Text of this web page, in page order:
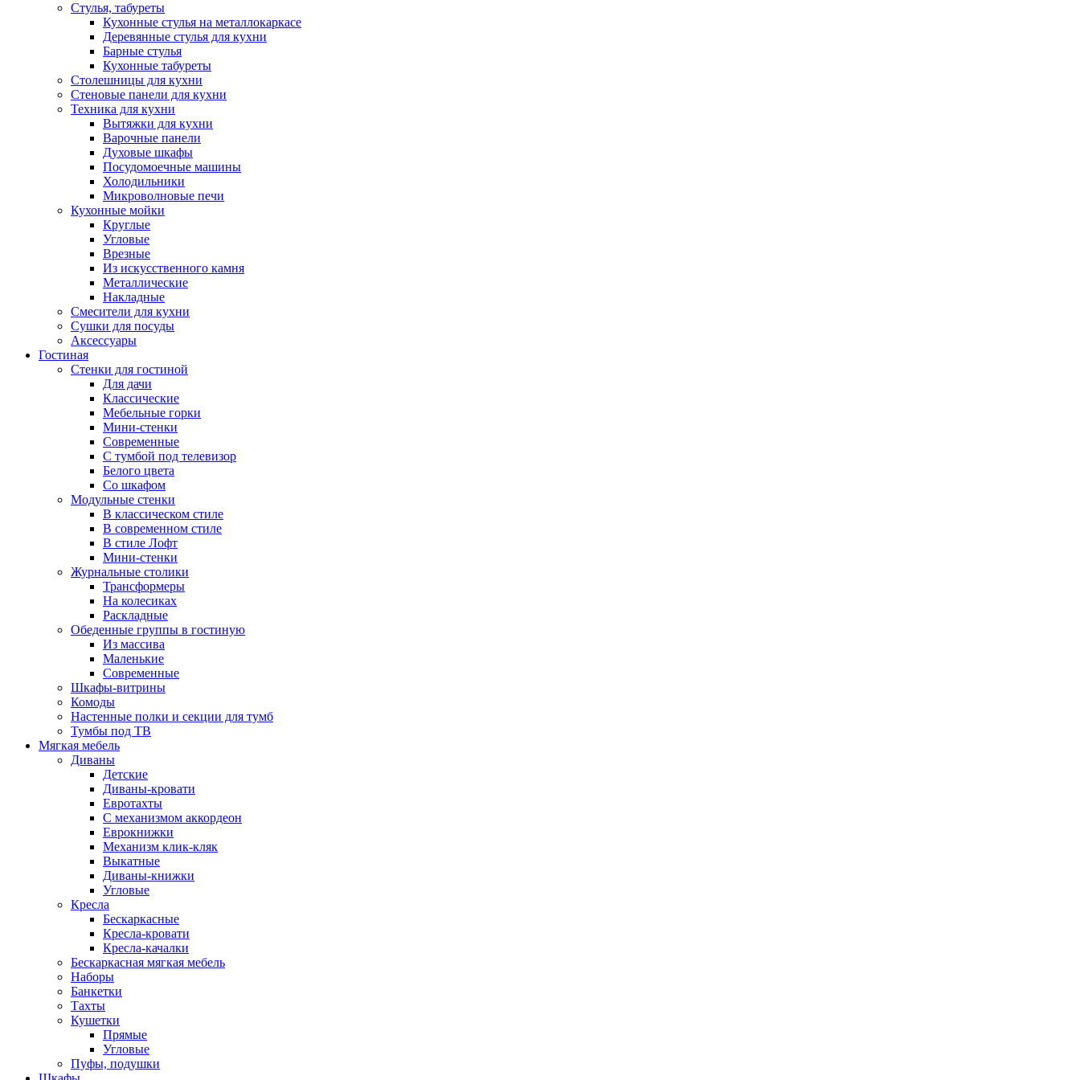
Стулья, табуреты
Кухонные стулья на металлокаркасе
Деревянные стулья для кухни
Барные стулья
Кухонные табуреты
Столешницы для кухни
Стеновые панели для кухни
Техника для кухни
Вытяжки для кухни
Варочные панели
Духовые шкафы
Посудомоечные машины
Холодильники
Микроволновые печи
Кухонные мойки
Круглые
Угловые
Врезные
Из искусственного камня
Металлические
Накладные
Смесители для кухни
Сушки для посуды
Аксессуары
Гостиная
Стенки для гостиной
Для дачи
Классические
Мебельные горки
Мини-стенки
Современные
С тумбой под телевизор
Белого цвета
Со шкафом
Модульные стенки
В классическом стиле
В современном стиле
В стиле Лофт
Мини-стенки
Журнальные столики
Трансформеры
На колесиках
Раскладные
Обеденные группы в гостиную
Из массива
Маленькие
Современные
Шкафы-витрины
Комоды
Настенные полки и секции для тумб
Тумбы под ТВ
Мягкая мебель
Диваны
Детские
Диваны-кровати
Евротахты
С механизмом аккордеон
Еврокнижки
Механизм клик-кляк
Выкатные
Диваны-книжки
Угловые
Кресла
Бескаркасные
Кресла-кровати
Кресла-качалки
Бескаркасная мягкая мебель
Наборы
Банкетки
Тахты
Кушетки
Прямые
Угловые
Пуфы, подушки